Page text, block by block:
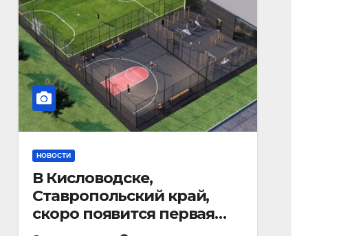
НОВОСТИ
В Кисловодске,
Ставропольский край,
скоро появится первая
«умная площадка».